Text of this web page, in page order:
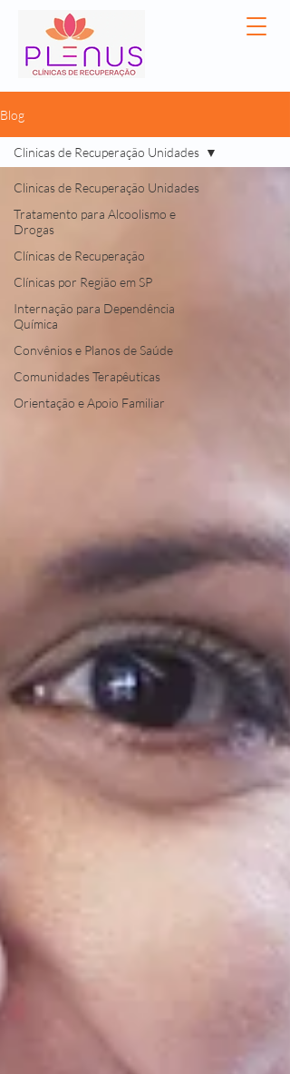
Blog
Clinicas de Recuperação Unidades
Tratamento para Alcoolismo e
Drogas
Clínicas de Recuperação
Clínicas por Região em SP
Internação para Dependência
Química
Convênios e Planos de Saúde
Comunidades Terapêuticas
Orientação e Apoio Familiar
Clinicas de Recuperação Unidades